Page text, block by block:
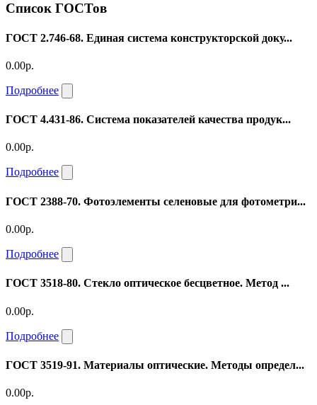
Список ГОСТов
ГОСТ 2.746-68. Единая система конструкторской доку...
0.00р.
Подробнее
ГОСТ 4.431-86. Система показателей качества продук...
0.00р.
Подробнее
ГОСТ 2388-70. Фотоэлементы селеновые для фотометри...
0.00р.
Подробнее
ГОСТ 3518-80. Стекло оптическое бесцветное. Метод ...
0.00р.
Подробнее
ГОСТ 3519-91. Материалы оптические. Методы определ...
0.00р.